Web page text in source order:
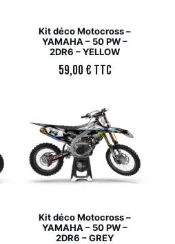
Kit déco Motocross –
YAMAHA – 50 PW –
2DR6 – YELLOW
59,00€ TTC
Kit déco Motocross –
YAMAHA – 50 PW –
2DR6 – GREY